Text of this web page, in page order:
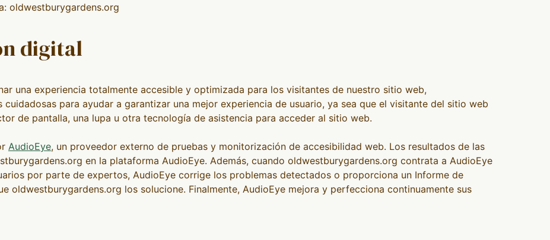
oldwestburygardens.org
digital
una experiencia totalmente accesible y optimizada para los visitantes de nuestro sitio web,
para ayudar a garantizar una mejor experiencia de usuario, ya sea que el visitante del sitio web
de pantalla, una lupa u otra tecnología de asistencia para acceder al sitio web.
AudioEye, un proveedor externo de pruebas y monitorización de accesibilidad web. Los resultados de las
en la plataforma AudioEye. Además, cuando oldwestburygardens.org contrata a AudioEye
por parte de expertos, AudioEye corrige los problemas detectados o proporciona un Informe de
oldwestburygardens.org los solucione. Finalmente, AudioEye mejora y perfecciona continuamente sus